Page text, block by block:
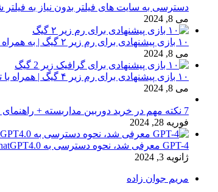
دسترسی به سایت های فیلتر بدون نیاز به
می 8, 2024
۱۰ بازی پیشنهادی برای رم زیر ۲ گیگ | به همراه تریلر بازی ها
می 8, 2024
۱۰ بازی پیشنهادی برای رم زیر ۴ گیگ | همراه با تریلر بازی و سیستم مورد نیاز
می 8, 2024
7 نکته مهم در خرید دوربین مداربسته + راهنمای خرید
فوریه 28, 2024
GPT-4 معرفی شد، نحوه دسترسی به ChatGPT4.0 – تفاوت chat GPT-4 با نسخه 3.5
ژانویه 3, 2024
مریم جوان زاده